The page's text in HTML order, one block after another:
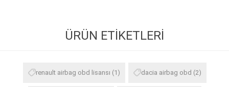
ÜRÜN ETIKETLERI
renault airbag obd lisansı (1) dacia airbag obd (2)